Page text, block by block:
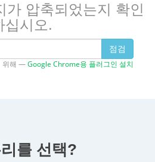
가 압축되었는지 확인
십시오.
점검
위해 —Google Chrome용 플러그인 설치
를 선택?